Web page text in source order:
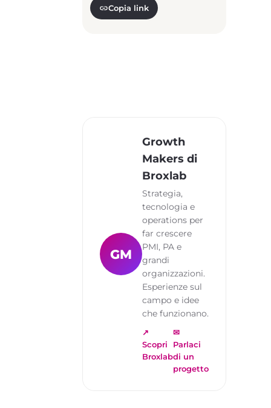
Copia link
GM
Growth
Makers di
Broxlab
Strategia,
tecnologia e
operations per
far crescere
PMI, PA e
grandi
organizzazioni.
Esperienze sul
campo e idee
che funzionano.
↗
Scopri
Broxlab
✉
Parlaci
di un
progetto